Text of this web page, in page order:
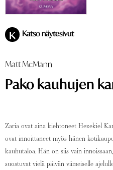
K Katso näytesivut
Matt McMann
Pako kauhujen
Zaria ovat aina kiehtoneet Hezekiel
ovat innoittaneet myös hänen
kauhutaloa. Hän on siis vain
suostuvat vielä päivän viimeiselle